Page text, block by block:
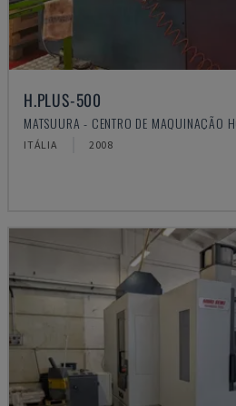
H.PLUS-500
MATSUURA - CENTRO DE MAQUINAÇÃO
ITÁLIA 2008